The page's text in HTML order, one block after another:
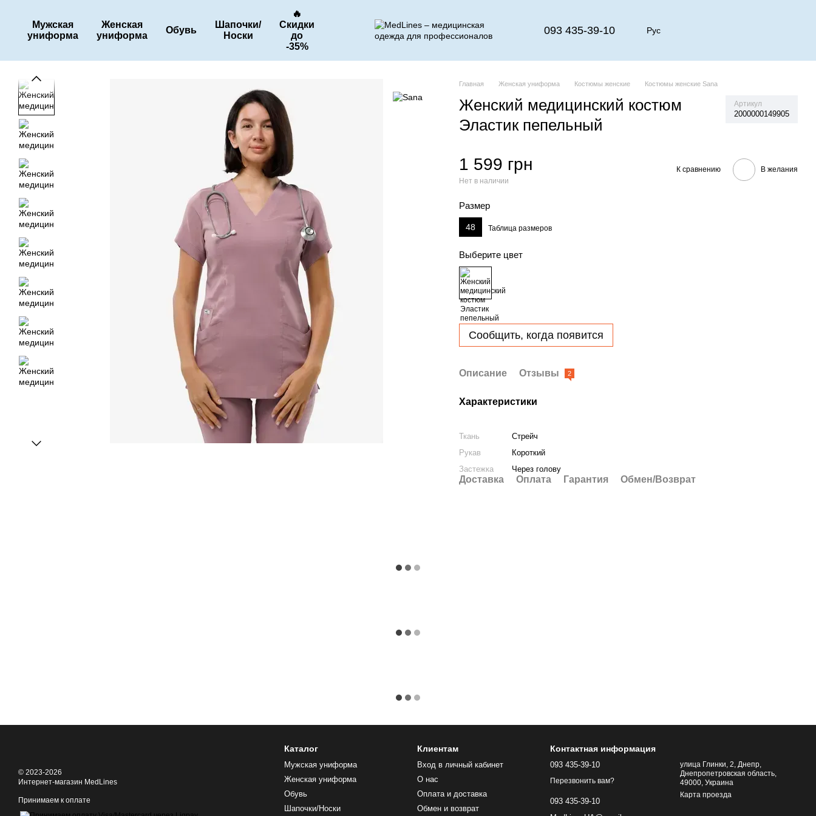
Мужская
униформа
Женская
униформа
Обувь
Шапочки/
Носки
🔥
Скидки
до
-35%
093 435-39-10 Рус
Главная Женская униформа Костюмы женские Костюмы женские Sana
Женский медицинский костюм
Эластик пепельный
Артикул
2000000149905
1 599 грн
Нет в наличии
К сравнению В желания
Размер
48 Таблица размеров
Выберите цвет
Сообщить, когда появится
Описание Отзывы 2
Характеристики
Ткань
Стрейч
Рукав
Короткий
Застежка
Через голову
Доставка Оплата Гарантия Обмен/Возврат
© 2023-2026
Интернет-магазин MedLines
Принимаем к оплате
Каталог
Мужская униформа
Женская униформа
Обувь
Шапочки/Носки
Клиентам
Вход в личный кабинет
О нас
Оплата и доставка
Обмен и возврат
Контактная информация
093 435-39-10
Перезвонить вам?
093 435-39-10
улица Глинки, 2, Днепр,
Днепропетровская область,
49000, Украина
Карта проезда